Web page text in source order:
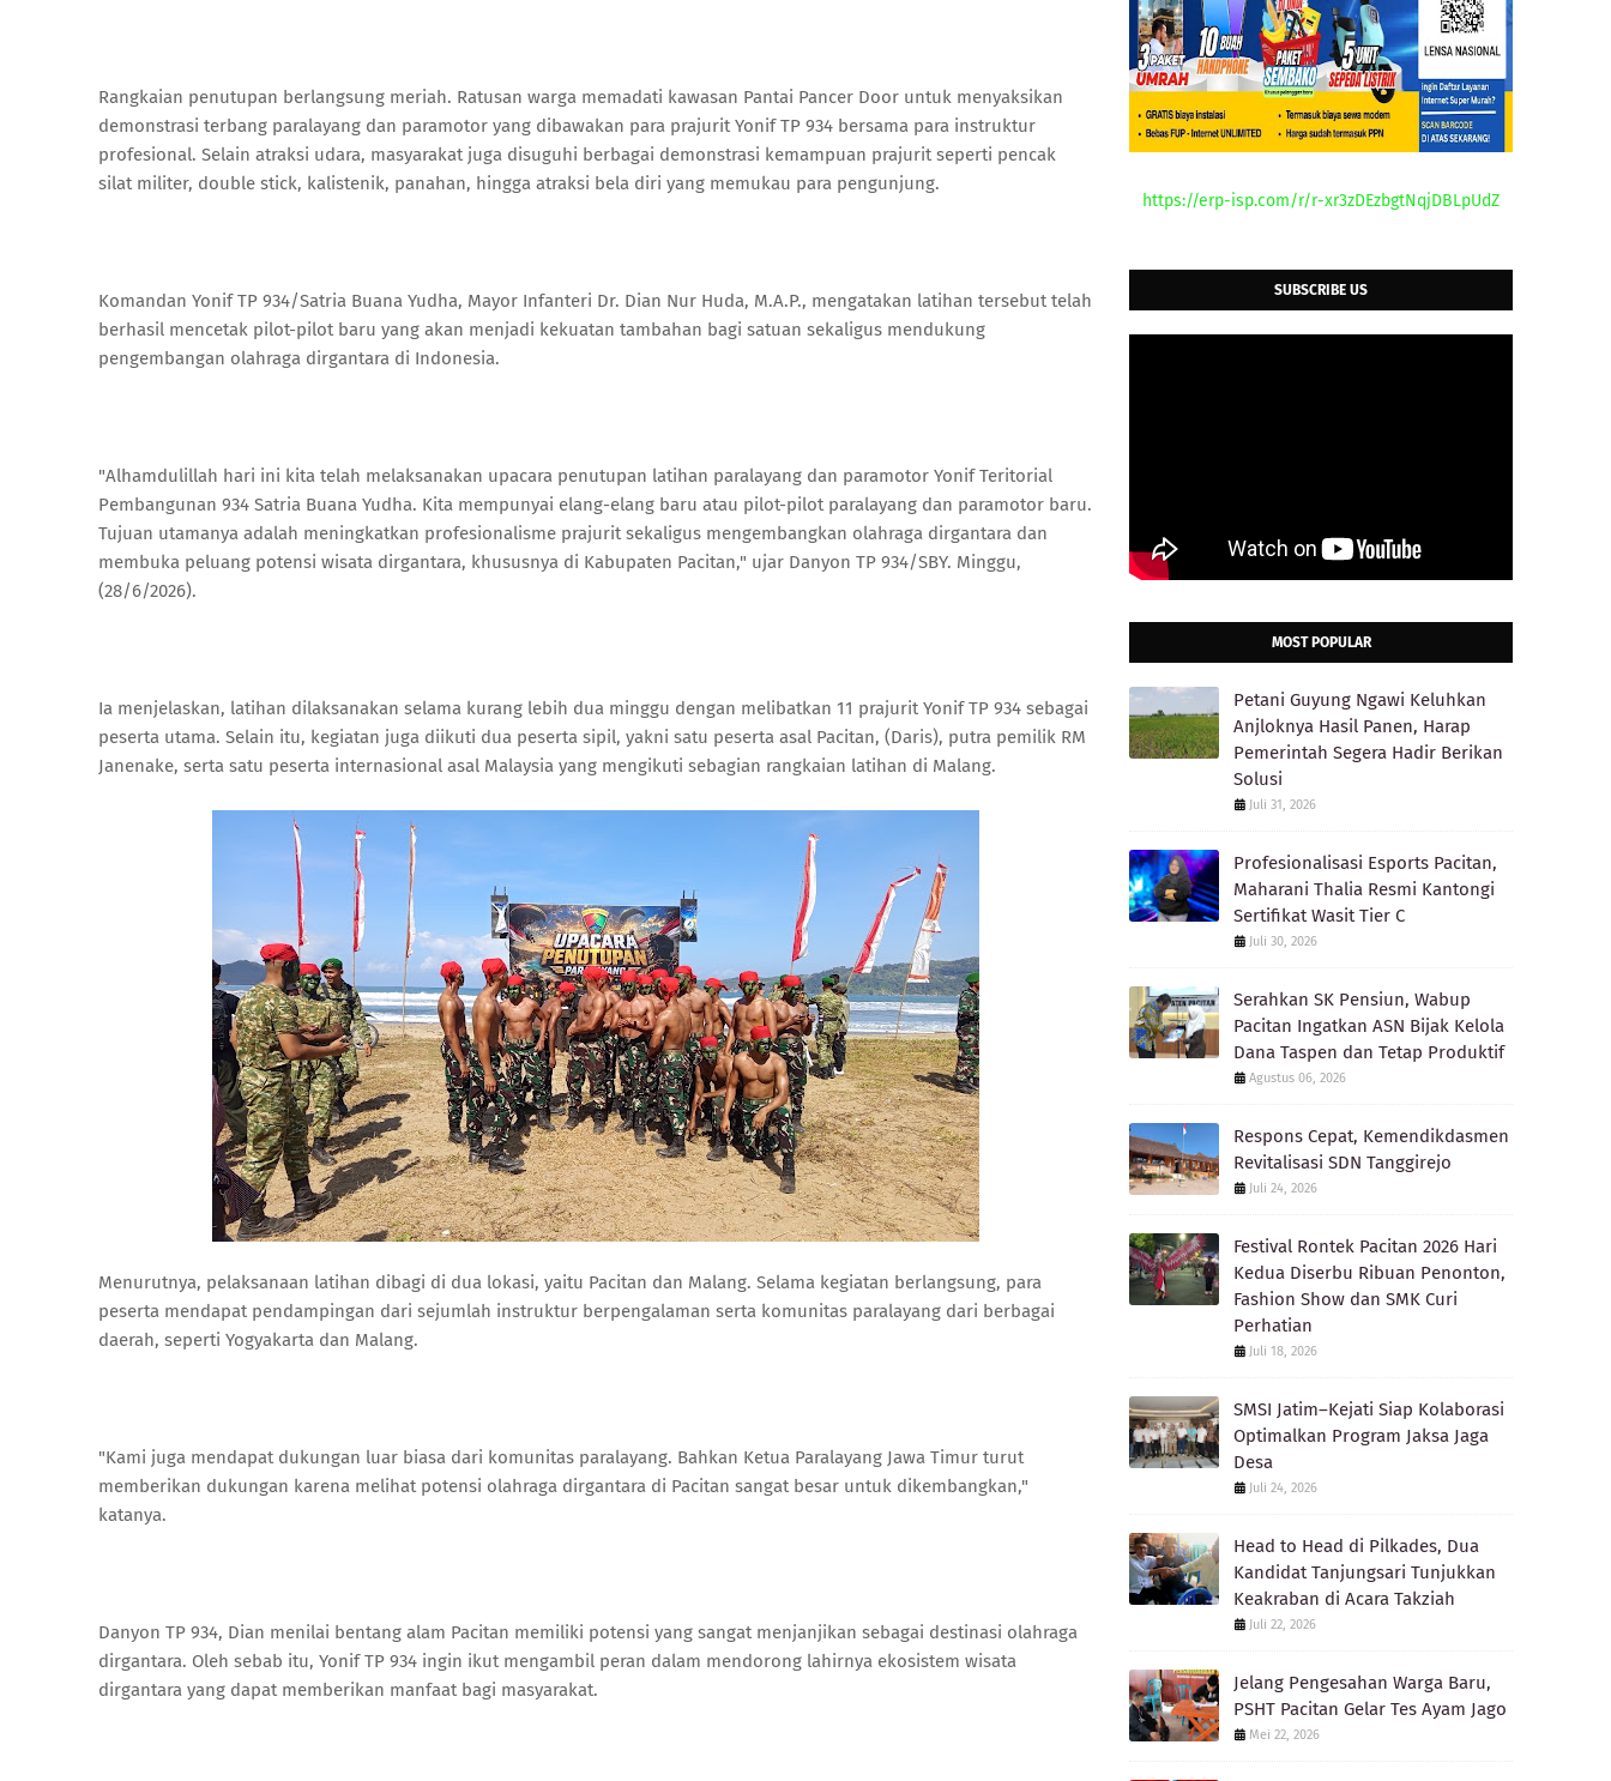
Rangkaian penutupan berlangsung meriah. Ratusan warga memadati kawasan Pantai Pancer Door untuk menyaksikan
demonstrasi terbang paralayang dan paramotor yang dibawakan para prajurit Yonif TP 934 bersama para instruktur
profesional. Selain atraksi udara, masyarakat juga disuguhi berbagai demonstrasi kemampuan prajurit seperti pencak
silat militer, double stick, kalistenik, panahan, hingga atraksi bela diri yang memukau para pengunjung.
Komandan Yonif TP 934/Satria Buana Yudha, Mayor Infanteri Dr. Dian Nur Huda, M.A.P., mengatakan latihan tersebut telah
berhasil mencetak pilot-pilot baru yang akan menjadi kekuatan tambahan bagi satuan sekaligus mendukung
pengembangan olahraga dirgantara di Indonesia.
"Alhamdulillah hari ini kita telah melaksanakan upacara penutupan latihan paralayang dan paramotor Yonif Teritorial
Pembangunan 934 Satria Buana Yudha. Kita mempunyai elang-elang baru atau pilot-pilot paralayang dan paramotor baru.
Tujuan utamanya adalah meningkatkan profesionalisme prajurit sekaligus mengembangkan olahraga dirgantara dan
membuka peluang potensi wisata dirgantara, khususnya di Kabupaten Pacitan," ujar Danyon TP 934/SBY. Minggu,
(28/6/2026).
Ia menjelaskan, latihan dilaksanakan selama kurang lebih dua minggu dengan melibatkan 11 prajurit Yonif TP 934 sebagai
peserta utama. Selain itu, kegiatan juga diikuti dua peserta sipil, yakni satu peserta asal Pacitan, (Daris), putra pemilik RM
Janenake, serta satu peserta internasional asal Malaysia yang mengikuti sebagian rangkaian latihan di Malang.
Menurutnya, pelaksanaan latihan dibagi di dua lokasi, yaitu Pacitan dan Malang. Selama kegiatan berlangsung, para
peserta mendapat pendampingan dari sejumlah instruktur berpengalaman serta komunitas paralayang dari berbagai
daerah, seperti Yogyakarta dan Malang.
"Kami juga mendapat dukungan luar biasa dari komunitas paralayang. Bahkan Ketua Paralayang Jawa Timur turut
memberikan dukungan karena melihat potensi olahraga dirgantara di Pacitan sangat besar untuk dikembangkan,"
katanya.
Danyon TP 934, Dian menilai bentang alam Pacitan memiliki potensi yang sangat menjanjikan sebagai destinasi olahraga
dirgantara. Oleh sebab itu, Yonif TP 934 ingin ikut mengambil peran dalam mendorong lahirnya ekosistem wisata
dirgantara yang dapat memberikan manfaat bagi masyarakat.
https://erp-isp.com/r/r-xr3zDEzbgtNqjDBLpUdZ
SUBSCRIBE US
MOST POPULAR
Petani Guyung Ngawi Keluhkan
Anjloknya Hasil Panen, Harap
Pemerintah Segera Hadir Berikan
Solusi
Juli 31, 2026
Profesionalisasi Esports Pacitan,
Maharani Thalia Resmi Kantongi
Sertifikat Wasit Tier C
Juli 30, 2026
Serahkan SK Pensiun, Wabup
Pacitan Ingatkan ASN Bijak Kelola
Dana Taspen dan Tetap Produktif
Agustus 06, 2026
Respons Cepat, Kemendikdasmen
Revitalisasi SDN Tanggirejo
Juli 24, 2026
Festival Rontek Pacitan 2026 Hari
Kedua Diserbu Ribuan Penonton,
Fashion Show dan SMK Curi
Perhatian
Juli 18, 2026
SMSI Jatim–Kejati Siap Kolaborasi
Optimalkan Program Jaksa Jaga
Desa
Juli 24, 2026
Head to Head di Pilkades, Dua
Kandidat Tanjungsari Tunjukkan
Keakraban di Acara Takziah
Juli 22, 2026
Jelang Pengesahan Warga Baru,
PSHT Pacitan Gelar Tes Ayam Jago
Mei 22, 2026